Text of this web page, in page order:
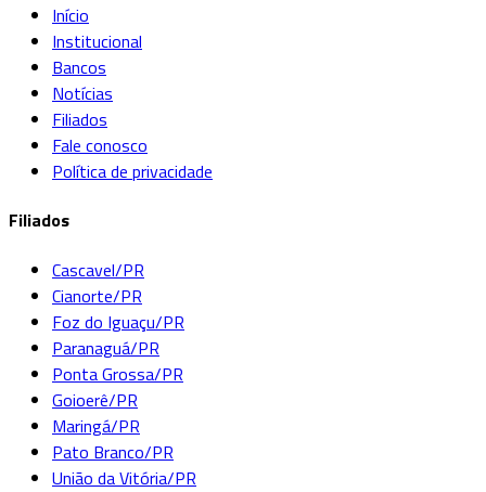
Início
Institucional
Bancos
Notícias
Filiados
Fale conosco
Política de privacidade
Filiados
Cascavel/PR
Cianorte/PR
Foz do Iguaçu/PR
Paranaguá/PR
Ponta Grossa/PR
Goioerê/PR
Maringá/PR
Pato Branco/PR
União da Vitória/PR